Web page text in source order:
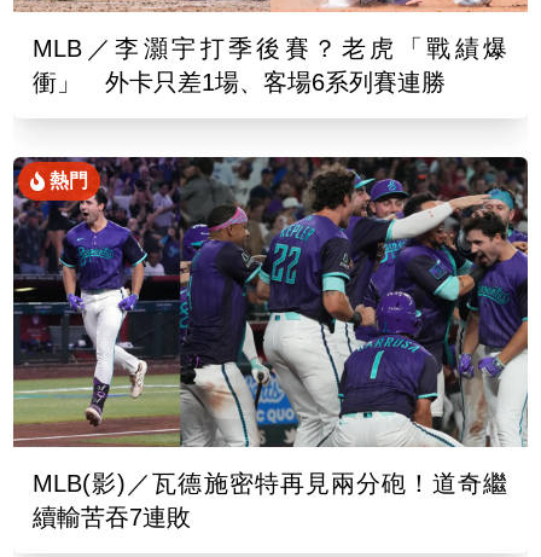
MLB／李灝宇打季後賽？老虎「戰績爆
衝」 外卡只差1場、客場6系列賽連勝
熱門
MLB(影)／瓦德施密特再見兩分砲！道奇繼
續輸苦吞7連敗